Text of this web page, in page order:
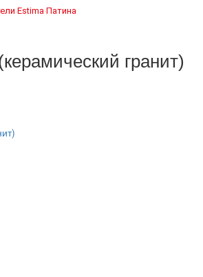
›Estima›Патина
гранит)